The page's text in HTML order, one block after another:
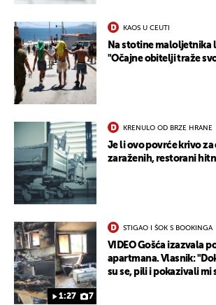
KAOS U CEUTI
Na stotine maloljetnika
"Očajne obitelji traže
KRENULO OD BRZE HRANE
Je li ovo povrće krivo
zaraženih, restorani
1:27 7
STIGAO I ŠOK S BOOKINGA
VIDEO Gošća izazvala
apartmana. Vlasnik:
su se, pili i pokazivali mi
UKLJUČITE